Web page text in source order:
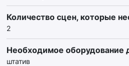
Количество сцен, которые
2
Необходимое оборудование
штатив